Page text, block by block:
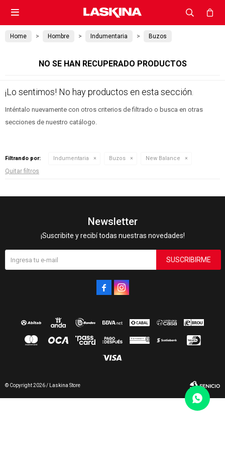

Home Hombre Indumentaria Buzos
NO SE HAN RECUPERADO PRODUCTOS
¡Lo sentimos! No hay productos en esta sección.
Inténtalo nuevamente con otros criterios de filtrado o busca en otras
secciones de nuestro catálogo.
Filtrando por: Indumentaria Buzos New Balance
Quitar filtros
Newsletter
¡Suscribite y recibí todas nuestras novedades!
SUSCRIBIRME
 
© Copyright 2026 / Laskina Store